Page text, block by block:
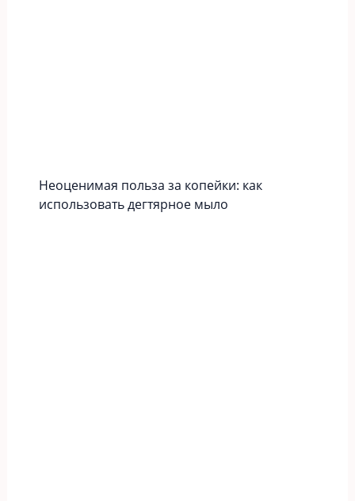
Неоценимая польза за копейки: как
использовать дегтярное мыло